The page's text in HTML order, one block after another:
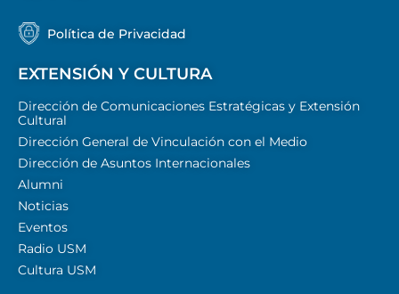
Política de Privacidad
EXTENSIÓN Y CULTURA
Dirección de Comunicaciones Estratégicas y Extensión
Cultural
Dirección General de Vinculación con el Medio
Dirección de Asuntos Internacionales
Alumni
Noticias
Eventos
Radio USM
Cultura USM